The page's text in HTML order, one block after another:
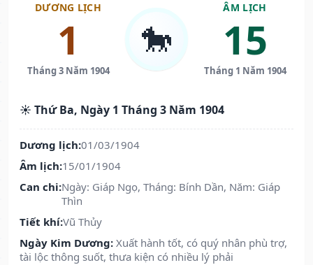
DƯƠNG LỊCH
1
Tháng 3 Năm 1904
🐎
ÂM LỊCH
15
Tháng 1 Năm 1904
☀️ Thứ Ba, Ngày 1 Tháng 3 Năm 1904
Dương lịch:01/03/1904
Âm lịch:15/01/1904
Can chi:Ngày: Giáp Ngọ, Tháng: Bính Dần, Năm: Giáp
Thìn
Tiết khí:Vũ Thủy
Ngày Kim Dương: Xuất hành tốt, có quý nhân phù trợ,
tài lộc thông suốt, thưa kiện có nhiều lý phải